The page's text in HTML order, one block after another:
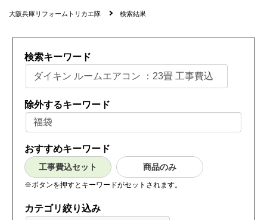
大阪兵庫リフォームトリカエ隊 検索結果
検索キーワード
除外するキーワード
おすすめキーワード
工事費込セット 商品のみ
※ボタンを押すとキーワードがセットされます。
カテゴリ絞り込み